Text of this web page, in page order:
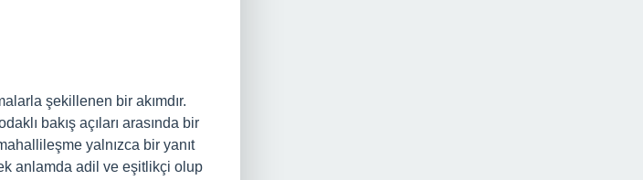
şekillenen bir akımdır.
bakış açıları arasında bir
yalnızca bir yanıt
anlamda adil ve eşitlikçi olup